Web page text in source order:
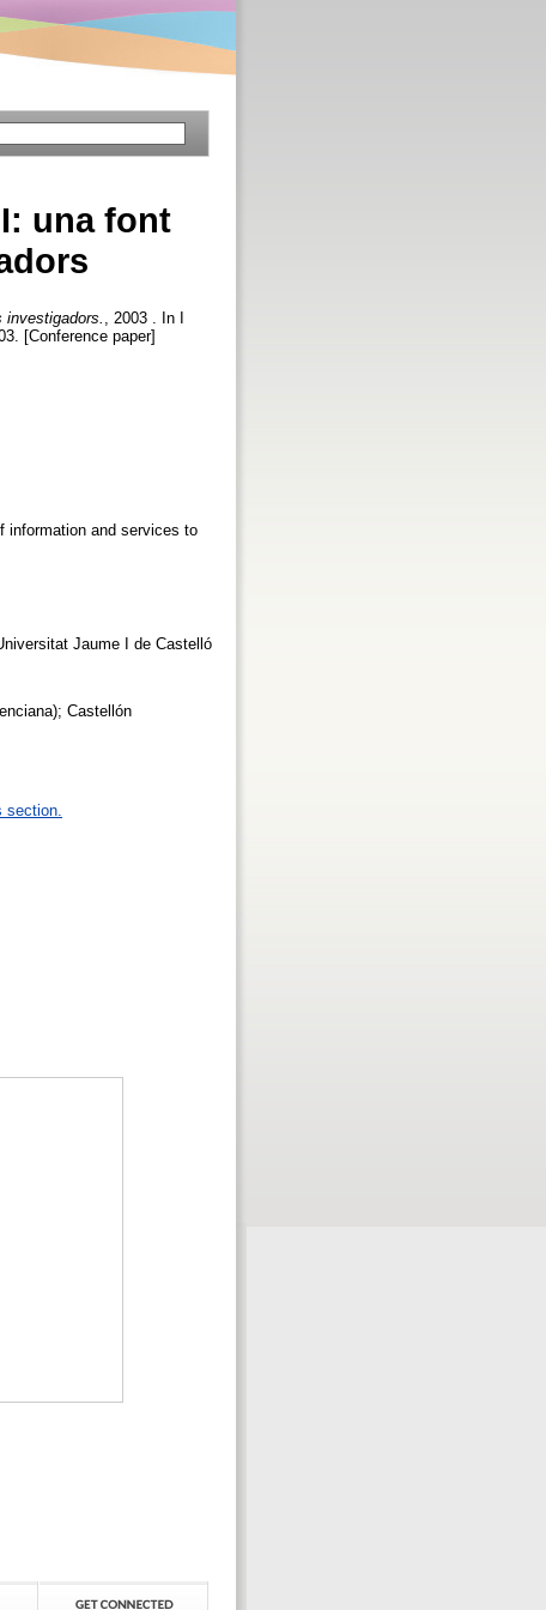
una font
, 2003 . In I
[Conference paper]
information and services to
Jaume I de Castelló
Castellón